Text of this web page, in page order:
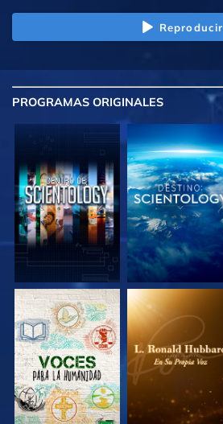
Reproducir
PROGRAMAS ORIGINALES
EXPLORA LAS
SERIES
EXPLORA LAS
SERIES